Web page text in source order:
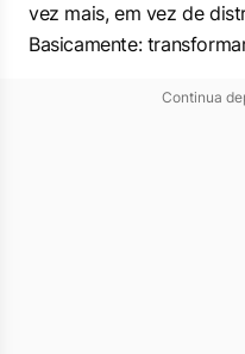
vez mais, em vez de
Basicamente:
Continua